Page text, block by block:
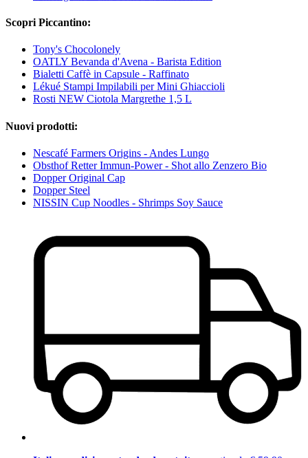
Scopri Piccantino:
Tony's Chocolonely
OATLY Bevanda d'Avena - Barista Edition
Bialetti Caffè in Capsule - Raffinato
Lékué Stampi Impilabili per Mini Ghiaccioli
Rosti NEW Ciotola Margrethe 1,5 L
Nuovi prodotti:
Nescafé Farmers Origins - Andes Lungo
Obsthof Retter Immun-Power - Shot allo Zenzero Bio
Dopper Original Cap
Dopper Steel
NISSIN Cup Noodles - Shrimps Soy Sauce